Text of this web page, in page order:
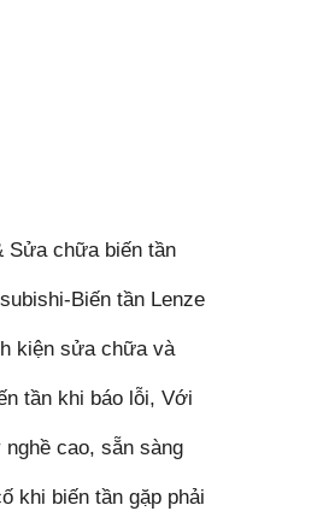
Sửa chữa biến tần
Biến tần Lenze
kiện sửa chữa và
tần khi báo lỗi, Với
cao, sẵn sàng
khi biến tần gặp phải